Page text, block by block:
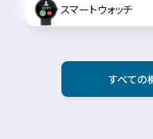
スマートウォッチ
すべての